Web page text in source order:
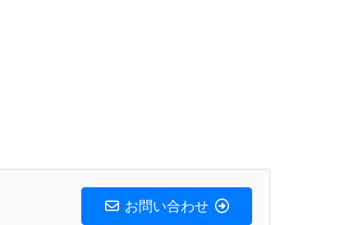
お問い合わせ